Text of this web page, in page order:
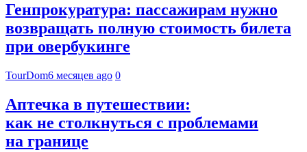
Генпрокуратура: пассажирам нужно
возвращать полную стоимость билета
при овербукинге
TourDom6 месяцев ago 0
Аптечка в путешествии:
как не столкнуться с проблемами
на границе